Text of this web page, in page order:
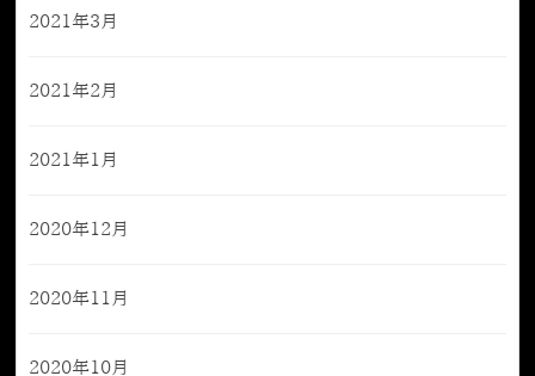
2021年3月
2021年2月
2021年1月
2020年12月
2020年11月
2020年10月